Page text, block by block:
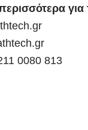
0080 813